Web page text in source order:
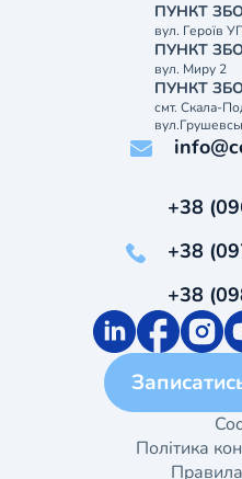
ПУНКТ
вул. Героїв
ПУНКТ
вул. Миру 2
ПУНКТ
смт. Скала-
+38
+38
+38
Політика